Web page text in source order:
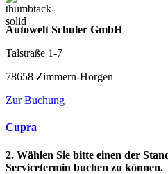
Autowelt Schuler GmbH
Talstraße 1-7
78658 Zimmern-Horgen
Zur Buchung
Cupra
2. Wählen Sie bitte einen der
Servicetermin buchen zu können.